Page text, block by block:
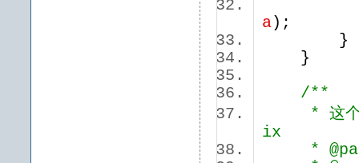
a );
}
/**
* 这个方
ix
*